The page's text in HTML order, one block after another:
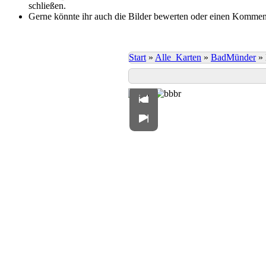
schließen.
Gerne könnte ihr auch die Bilder bewerten oder einen
Start » Alle_Karten » BadMünder»